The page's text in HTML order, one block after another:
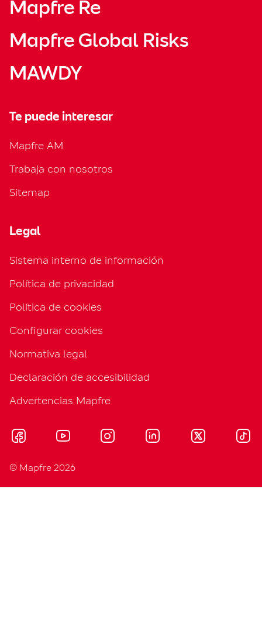
Mapfre Re
Mapfre Global Risks
MAWDY
Te puede interesar
Mapfre AM
Trabaja con nosotros
Sitemap
Legal
Sistema interno de información
Política de privacidad
Política de cookies
Configurar cookies
Normativa legal
Declaración de accesibilidad
Advertencias Mapfre
© Mapfre 2026